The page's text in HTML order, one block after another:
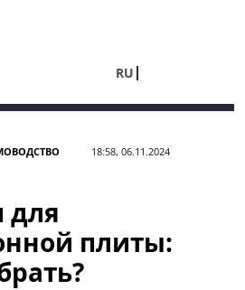
RU
18:58, 06.11.2024
для
плиты: